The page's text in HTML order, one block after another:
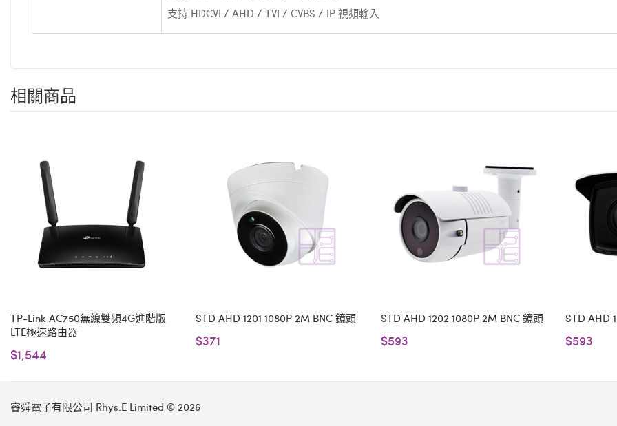
支持 HDCVI / AHD / TVI / CVBS / IP 視頻輸入
相關商品
TP-Link AC750無線雙頻4G進階版
LTE極速路由器
$1,544
STD AHD 1201 1080P 2M BNC 鏡頭
$371
STD AHD 1202 1080P 2M BNC 鏡頭
$593
STD AHD
$593
睿舜電子有限公司 Rhys.E Limited © 2026